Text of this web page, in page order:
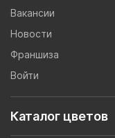
Вакансии
Новости
Франшиза
Войти
Каталог цветов